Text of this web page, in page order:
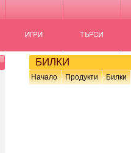
БИЛКИ
Начало Продукти Билки